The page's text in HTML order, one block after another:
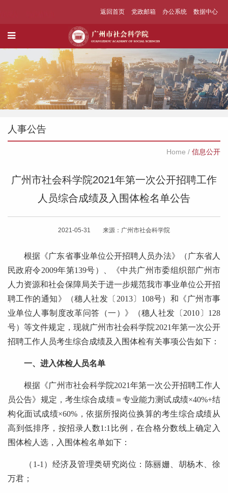
返回首页 党政邮箱 办公系统 数据中心
人事公告
Home / 信息公开
广州市社会科学院2021年第一次公开招聘工作
人员综合成绩及入围体检名单公告
2021-05-31 来源：广州市社会科学院
根据《广东省事业单位公开招聘人员办法》（广东省人
民政府令2009年第139号）、《中共广州市委组织部广州市
人力资源和社会保障局关于进一步规范我市事业单位公开招
聘工作的通知》（穗人社发〔2013〕108号）和《广州市事
业单位人事制度改革问答（一）》（穗人社发〔2010〕128
号）等文件规定，现就广州市社会科学院2021年第一次公开
招聘工作人员考生综合成绩及入围体检有关事项公告如下：
一、进入体检人员名单
根据《广州市社会科学院2021年第一次公开招聘工作人
员公告》规定，考生综合成绩＝专业能力测试成绩×40%+结
构化面试成绩×60%，依据所报岗位换算的考生综合成绩从
高到低排序，按招录人数1:1比例，在合格分数线上确定入
围体检人选，入围体检名单如下：
（1-1）经济及管理类研究岗位：陈丽姗、胡杨木、徐
万君；